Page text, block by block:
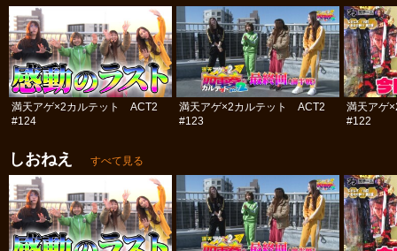
満天アゲ×2カルテット ACT2
#124
満天アゲ×2カルテット ACT2
#123
満天アゲ
#122
しおねえ すべて見る